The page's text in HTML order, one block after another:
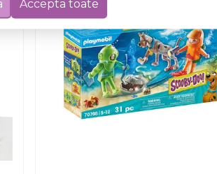
Accepta toate